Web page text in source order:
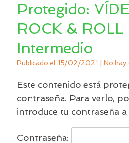
Protegido:
ROCK & ROLL
Intermedio
Publicado el 15/02/2021 No hay
Este contenido está
contraseña. Para verlo,
introduce tu contraseña
Contraseña: